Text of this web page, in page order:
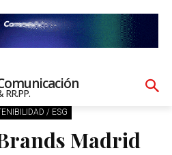
RR.PP.
/ ESG
Madrid